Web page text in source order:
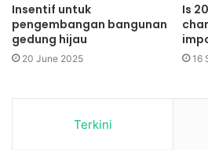
Insentif untuk
pengembangan bangunan
gedung hijau
20 June 2025
Is
16
Terkini